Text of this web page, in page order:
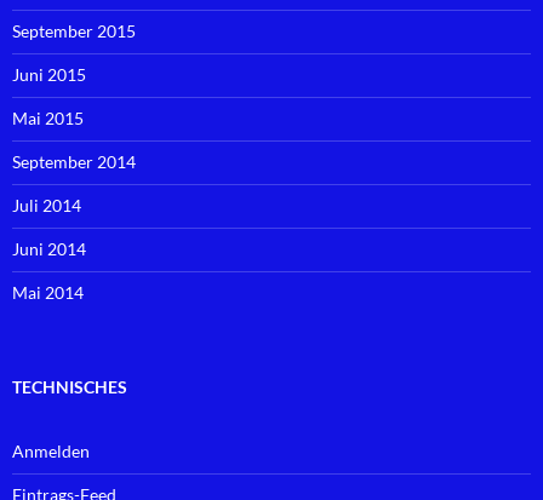
September 2015
Juni 2015
Mai 2015
September 2014
Juli 2014
Juni 2014
Mai 2014
TECHNISCHES
Anmelden
Eintrags-Feed